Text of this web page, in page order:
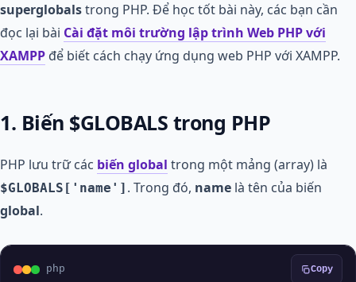
superglobalstrong PHP. Để học tốt bài này, các bạn cần
đọc lại bài Cài đặt môi trường lập trình Web PHP với
XAMPP để biết cách chạy ứng dụng web PHP với XAMPP.
1. Biến $GLOBALS trong PHP
PHP lưu trữ các biến global trong một mảng (array) là
$GLOBALS['name'] . Trong đó, name là tên của biến
global.
php Copy